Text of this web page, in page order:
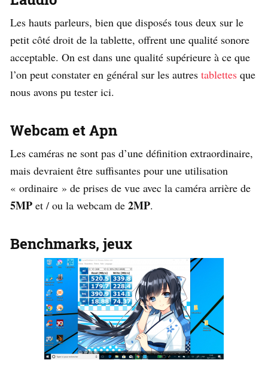
Les hauts parleurs, bien que disposés tous deux sur le
petit côté droit de la tablette, offrent une qualité sonore
acceptable. On est dans une qualité supérieure à ce que
l’on peut constater en général sur les autres tablettes que
nous avons pu tester ici.
Webcam et Apn
Les caméras ne sont pas d’une définition extraordinaire,
mais devraient être suffisantes pour une utilisation
« ordinaire » de prises de vue avec la caméra arrière de
5MP et / ou la webcam de 2MP.
Benchmarks, jeux